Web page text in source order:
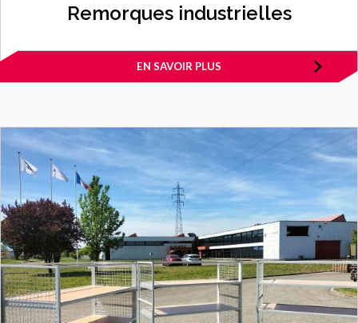
Remorques industrielles
EN SAVOIR PLUS